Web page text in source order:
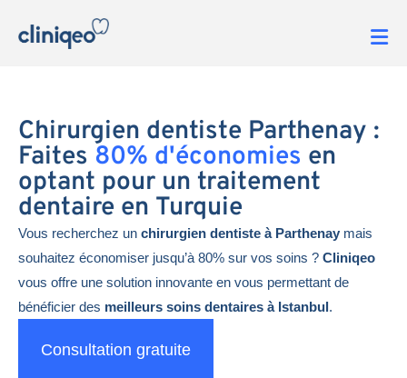
Chirurgien dentiste Parthenay :
Faites 80% d'économies en
optant pour un traitement
dentaire en Turquie
Vous recherchez un chirurgien dentiste à Parthenay mais
souhaitez économiser jusqu’à 80% sur vos soins ? Cliniqeo
vous offre une solution innovante en vous permettant de
bénéficier des meilleurs soins dentaires à Istanbul.
Consultation gratuite